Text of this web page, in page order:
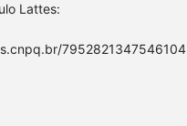
Lattes:
7952821347546104